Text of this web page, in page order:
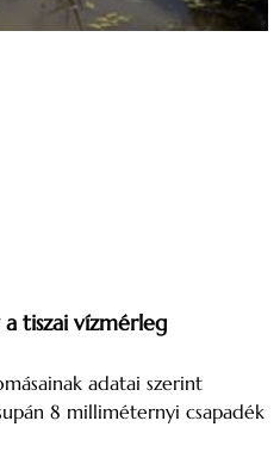
tiszai vízmérleg
adatai szerint
8 milliméternyi csapadék